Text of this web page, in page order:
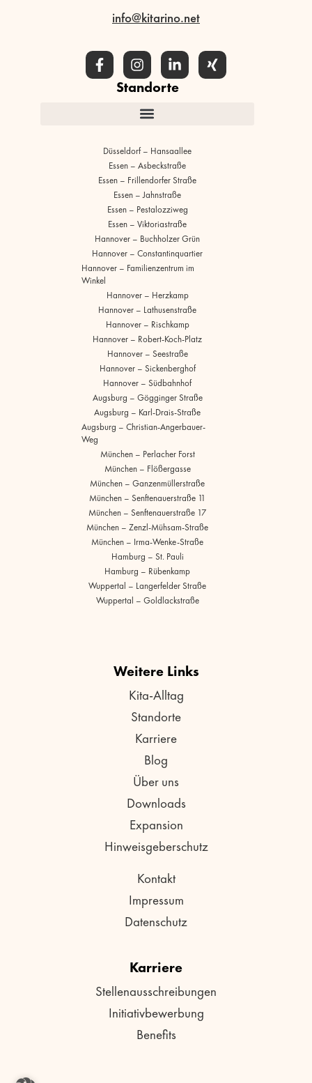
info@kitarino.net
Standorte
Düsseldorf – Hansaallee
Essen – Asbeckstraße
Essen – Frillendorfer Straße
Essen – Jahnstraße
Essen – Pestalozziweg
Essen – Viktoriastraße
Hannover – Buchholzer Grün
Hannover – Constantinquartier
Hannover – Familienzentrum im
Winkel
Hannover – Herzkamp
Hannover – Lathusenstraße
Hannover – Rischkamp
Hannover – Robert-Koch-Platz
Hannover – Seestraße
Hannover – Sickenberghof
Hannover – Südbahnhof
Augsburg – Gögginger Straße
Augsburg – Karl-Drais-Straße
Augsburg – Christian-Angerbauer-
Weg
München – Perlacher Forst
München – Flößergasse
München – Ganzenmüllerstraße
München – Senftenauerstraße 11
München – Senftenauerstraße 17
München – Zenzl-Mühsam-Straße
München – Irma-Wenke-Straße
Hamburg – St. Pauli
Hamburg – Rübenkamp
Wuppertal – Langerfelder Straße
Wuppertal – Goldlackstraße
Weitere Links
Kita-Alltag
Standorte
Karriere
Blog
Über uns
Downloads
Expansion
Hinweisgeberschutz
Kontakt
Impressum
Datenschutz
Karriere
Stellenausschreibungen
Initiativbewerbung
Benefits